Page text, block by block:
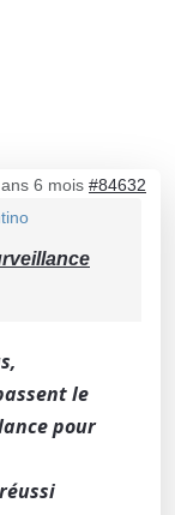
6 mois #84632
le
pour